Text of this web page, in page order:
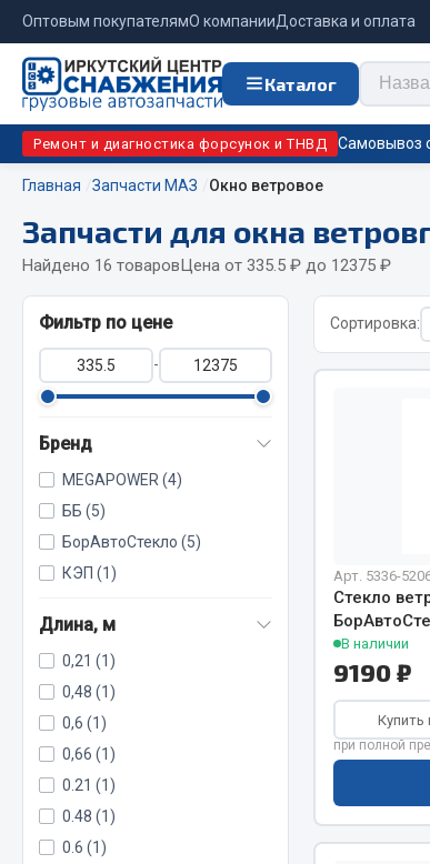
Оптовым покупателямО компанииДоставка и оплата
Каталог
Цепи противоскольжения
Изготовление цепей на колеса BOHU
QITONG
Весь раздел
МЕТИЗЫ
Болты
Гайки
Кольца стопорные
Пресс-масленки
Пробки
Пружины
Ремонт и диагностика форсунок и ТНВД Самовывоз
Главная Запчасти МАЗ Окно ветровое
Запчасти для окна
Найдено 16 товаровЦена от 335.5 ₽ до 12375 ₽
Фильтр по цене
-
Бренд
MEGAPOWER (4)
ББ (5)
БорАвтоСтекло (5)
КЭП (1)
Длина, м
0,21 (1)
0,48 (1)
0,6 (1)
0,66 (1)
0.21 (1)
0.48 (1)
0.6 (1)
Сортировка:
Арт. 5336-
Стекло
В наличии
9190 ₽
Купить
при полной